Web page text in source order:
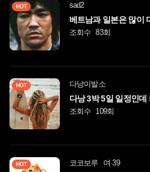
HOT sad2
베트남과 일본은 많이
조회수 83회
HOT 다낭이발소
다낭 3박 5일 일정인데
조회수 109회
HOT 코코보루 여 39